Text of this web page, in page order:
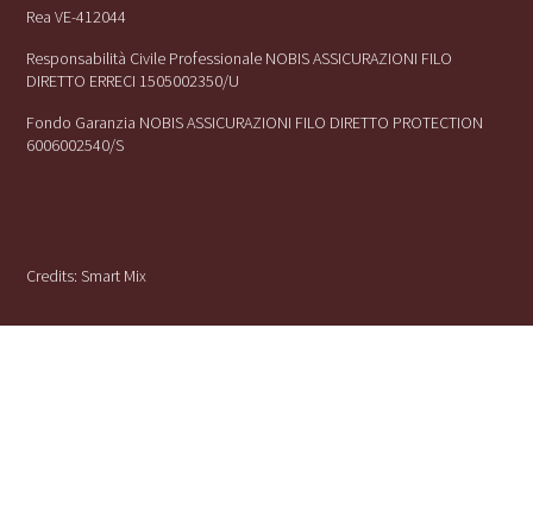
Rea VE-412044
Responsabilità Civile Professionale NOBIS ASSICURAZIONI FILO
DIRETTO ERRECI 1505002350/U
Fondo Garanzia NOBIS ASSICURAZIONI FILO DIRETTO PROTECTION
6006002540/S
Credits:Smart Mix